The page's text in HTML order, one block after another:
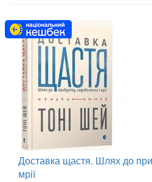
Доставка щастя. Шлях до
мрії